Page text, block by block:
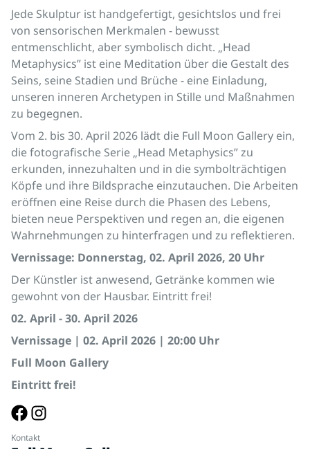
Jede Skulptur ist handgefertigt, gesichtslos und frei
von sensorischen Merkmalen - bewusst
entmenschlicht, aber symbolisch dicht. „Head
Metaphysics” ist eine Meditation über die Gestalt des
Seins, seine Stadien und Brüche - eine Einladung,
unseren inneren Archetypen in Stille und Maßnahmen
zu begegnen.
Vom 2. bis 30. April 2026 lädt die Full Moon Gallery ein,
die fotografische Serie „Head Metaphysics” zu
erkunden, innezuhalten und in die symbolträchtigen
Köpfe und ihre Bildsprache einzutauchen. Die Arbeiten
eröffnen eine Reise durch die Phasen des Lebens,
bieten neue Perspektiven und regen an, die eigenen
Wahrnehmungen zu hinterfragen und zu reflektieren.
Vernissage: Donnerstag, 02. April 2026, 20 Uhr
Der Künstler ist anwesend, Getränke kommen wie
gewohnt von der Hausbar. Eintritt frei!
02. April - 30. April 2026
Vernissage | 02. April 2026 | 20:00 Uhr
Full Moon Gallery
Eintritt frei!
Kontakt